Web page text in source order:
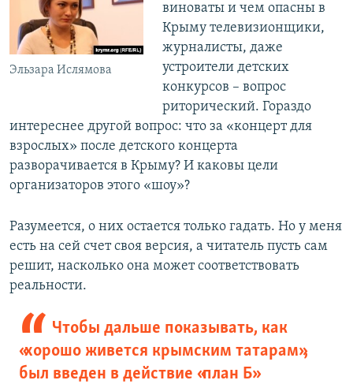
Эльзара Ислямова
виноваты и чем опасны в
Крыму телевизионщики,
журналисты, даже
устроители детских
конкурсов – вопрос
риторический. Гораздо
интереснее другой вопрос: что за «концерт для
взрослых» после детского концерта
разворачивается в Крыму? И каковы цели
организаторов этого «шоу»?
Разумеется, о них остается только гадать. Но у меня
есть на сей счет своя версия, а читатель пусть сам
решит, насколько она может соответствовать
реальности.
Чтобы дальше показывать, как
«хорошо живется крымским татарам»,
был введен в действие «план Б»